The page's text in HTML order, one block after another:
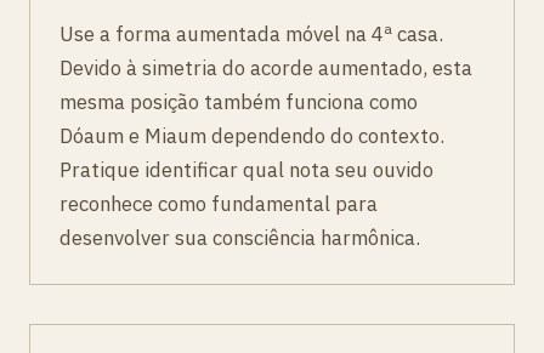
Use a forma aumentada móvel na 4ª casa.
Devido à simetria do acorde aumentado, esta
mesma posição também funciona como
Dóaum e Miaum dependendo do contexto.
Pratique identificar qual nota seu ouvido
reconhece como fundamental para
desenvolver sua consciência harmônica.